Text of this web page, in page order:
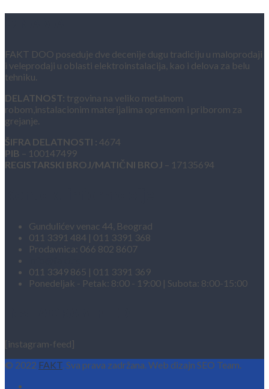
FAKT DOO poseduje dve decenije dugu tradiciju u maloprodaji
i veleprodaji u oblasti elektroinstalacija, kao i delova za belu
tehniku.
DELATNOST: trgovina na veliko metalnom
robom,instalacionim materijalima opremom i priborom za
grejanje.
ŠIFRA DELATNOSTI : 4674
PIB – 100147499
REGISTARSKI BROJ/MATIČNI BROJ – 17135694
Gundulićev venac 44, Beograd
011 3391 484 | 011 3391 368
Prodavnica: 066 802 8607
011 3349 865 | 011 3391 369
Ponedeljak - Petak: 8:00 - 19:00 | Subota: 8:00-15:00
[instagram-feed]
© 2022 FAKT. Sva prava zadržana. Web dizajn SEO Team.